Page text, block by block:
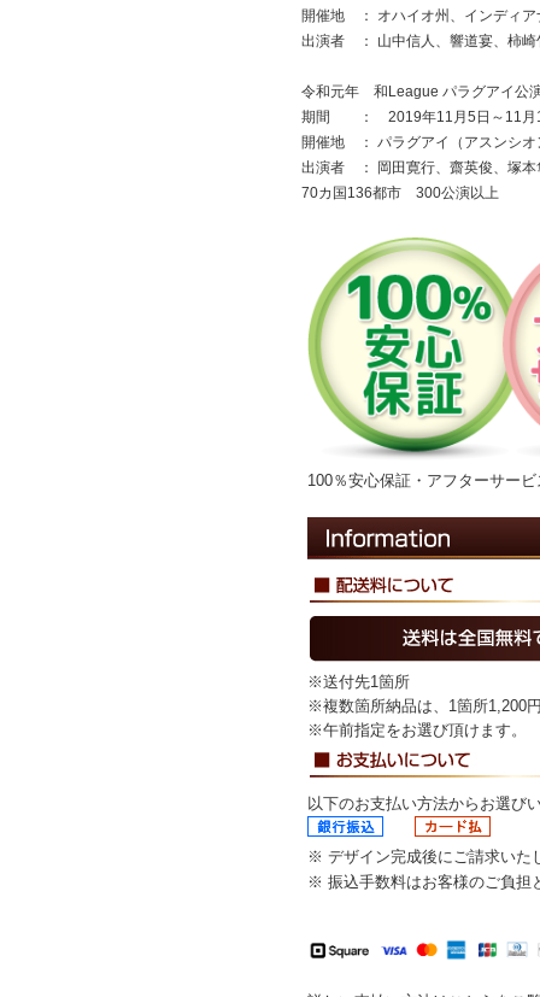
開催地 ： オハイオ州、インディア
出演者 ： 山中信人、響道宴、柿崎
令和元年 和League パラグアイ公
期間 ： 2019年11月5日～11月
開催地 ： パラグアイ（アスンシオ
出演者 ： 岡田寛行、齋英俊、塚本
70カ国136都市 300公演以上
100％安心保証・アフターサー
※送付先1箇所
※複数箇所納品は、1箇所
※午前指定をお選び頂けます
以下のお支払い方法からお選び
※ デザイン完成後にご請求いた
※ 振込手数料はお客様のご負担